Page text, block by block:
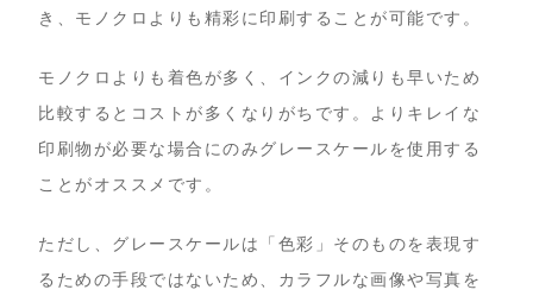
き、モノクロよりも精彩に印刷することが可能です。
モノクロよりも着色が多く、インクの減りも早いため
比較するとコストが多くなりがちです。よりキレイな
印刷物が必要な場合にのみグレースケールを使用する
ことがオススメです。
ただし、グレースケールは「色彩」そのものを表現す
るための手段ではないため、カラフルな画像や写真を